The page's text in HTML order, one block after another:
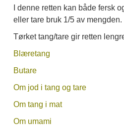
I denne retten kan både fersk
eller tare bruk 1/5 av mengden.
Tørket tang/tare gir retten
Blæretang
Butare
Om jod i tang og tare
Om tang i mat
Om umami